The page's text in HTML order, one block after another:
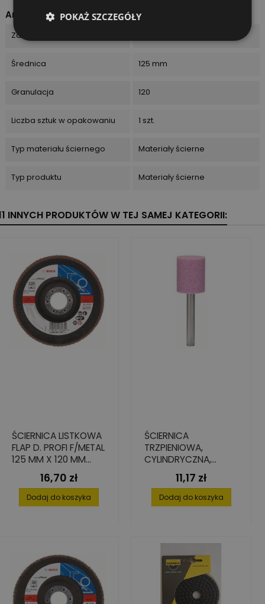
Arkusz danych
Zastosowanie
Średnica 125 mm
Granulacja 120
Liczba sztuk w opakowaniu 1 szt.
Typ materiału ściernego Materiały ścierne
Typ produktu Materiały ścierne
INNYCH PRODUKTÓW W TEJ SAMEJ KATEGORII:
ŚCIERNICA LISTKOWA
FLAP D. PROFI F/METAL
125 MM X 120 MM
WYGIĘTACena
16,70 zł
Dodaj do koszyka
ŚCIERNICA
TRZPIENIOWA,
CYLINDRYCZNA,
TWARDA 25 MM X 20
MM X 6 MM
Cena
11,17 zł
Dodaj do koszyka
POKAŻ SZCZEGÓŁY